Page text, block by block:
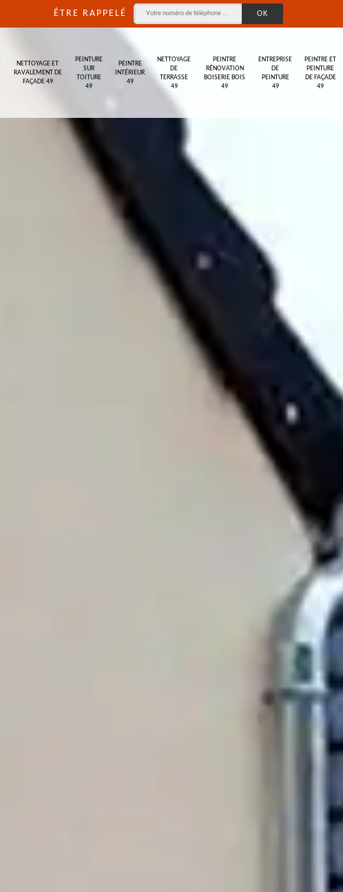
ÊTRE RAPPELÉ
NETTOYAGE ET
RAVALEMENT DE
FAÇADE 49
PEINTURE
SUR
TOITURE
49
PEINTRE
INTÉRIEUR
49
NETTOYAGE
DE
TERRASSE
49
PEINTRE
RÉNOVATION
BOISERIE BOIS
49
ENTREPRISE
DE
PEINTURE
49
PEINTRE ET
PEINTURE
DE FAÇADE
49